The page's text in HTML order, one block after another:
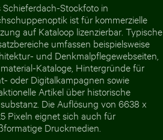
Schieferdach-Stockfoto in
ist für kommerzielle
auf Kataloop lizenzierbar. Typische
umfassen beispielsweise
und Denkmalpflegewebseiten,
Kataloge, Hintergründe für
oder Digitalkampagnen sowie
Artikel über historische
Die Auflösung von 6638 x
Pixeln eignet sich auch für
Druckmedien.